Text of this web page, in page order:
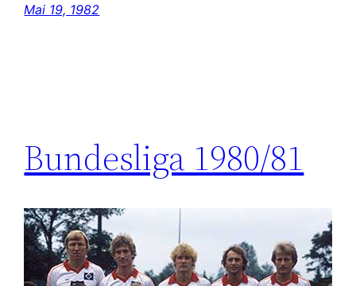
Mai 19, 1982
Bundesliga 1980/81